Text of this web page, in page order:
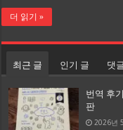
더 읽기 »
최근 글 인기 글 댓
번역 후
판
2026년